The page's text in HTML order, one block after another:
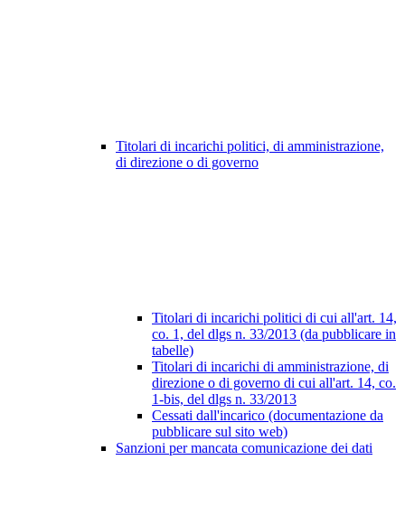
Titolari di incarichi politici, di amministrazione,
di direzione o di governo
Titolari di incarichi politici di cui all'art. 14,
co. 1, del dlgs n. 33/2013 (da pubblicare in
tabelle)
Titolari di incarichi di amministrazione, di
direzione o di governo di cui all'art. 14, co.
1-bis, del dlgs n. 33/2013
Cessati dall'incarico (documentazione da
pubblicare sul sito web)
Sanzioni per mancata comunicazione dei dati